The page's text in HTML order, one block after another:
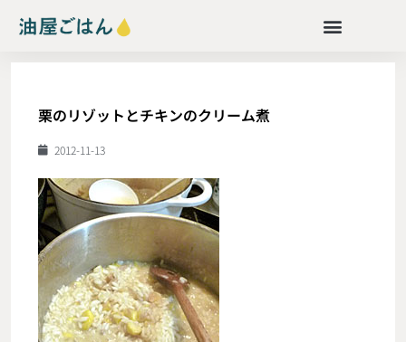
栗のリゾットとチキンのクリーム煮
2012-11-13